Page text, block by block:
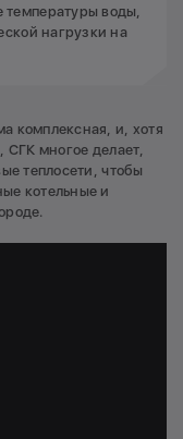
воды,
нагрузки на
комплексная, и, хотя
СГК многое делает,
теплосети, чтобы
котельные и